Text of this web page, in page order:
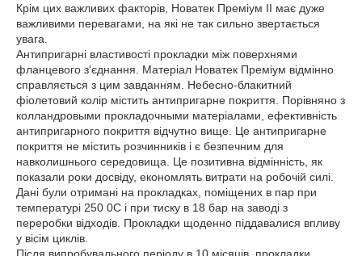
Крім цих важливих факторів, Новатек Преміум II має дуже
важливими перевагами, на які не так сильно звертається
увага.
Антипригарні властивості прокладки між поверхнями
фланцевого з'єднання. Матеріал Новатек Преміум відмінно
справляється з цим завданням. Небесно-блакитний
фіолетовий колір містить антипригарне покриття. Порівняно з
колландровыми прокладочными матеріалами, ефективність
антипригарного покриття відчутно вище. Це антипригарне
покриття не містить розчинників і є безпечним для
навколишнього середовища. Це позитивна відмінність, як
показали роки досвіду, економлять витрати на робочій силі.
Дані були отримані на прокладках, поміщених в пар при
температурі 250 0С і при тиску в 18 бар на заводі з
переробки відходів. Прокладки щоденно піддавалися впливу
у вісім циклів.
Після випробувального періоду в 10 місяців, прокладки